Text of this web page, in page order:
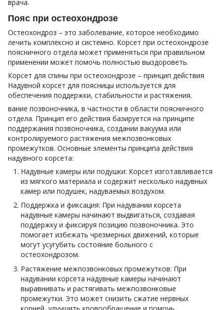
врача.
Пояс при остеохондрозе
Остеохондроз – это заболевание, которое необходимо
лечить комплексно и системно. Корсет при остеохондрозе
поясничного отдела может применяться при правильном
применении может помочь полностью выздороветь.
Корсет для спины при остеохондрозе – принцип действия
Надувной корсет для поясницы используется для
обеспечения поддержки, стабильности и растяжения.
вание позвоночника, в частности в области поясничного
отдела. Принцип его действия базируется на принципе
поддержания позвоночника, создании вакуума или
контролируемого растяжения межпозвонковых
промежутков. Основные элементы принципа действия
надувного корсета:
Надувные камеры или подушки: Корсет изготавливается
из мягкого материала и содержит несколько надувных
камер или подушек, надуваемых воздухом.
Поддержка и фиксация: При надувании корсета
надувные камеры начинают выдвигаться, создавая
поддержку и фиксируя позицию позвоночника. Это
помогает избежать чрезмерных движений, которые
могут усугубить состояние больного с
остеохондрозом.
Растяжение межпозвонковых промежутков: При
надувании корсета надувные камеры начинают
выравнивать и растягивать межпозвонковые
промежутки. Это может снизить сжатие нервных